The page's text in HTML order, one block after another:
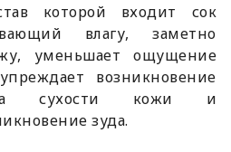
которой входит сок
влагу, заметно
уменьшает ощущение
возникновение
за сухости кожи и
зуда.